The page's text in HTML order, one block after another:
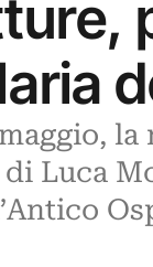
di Luca